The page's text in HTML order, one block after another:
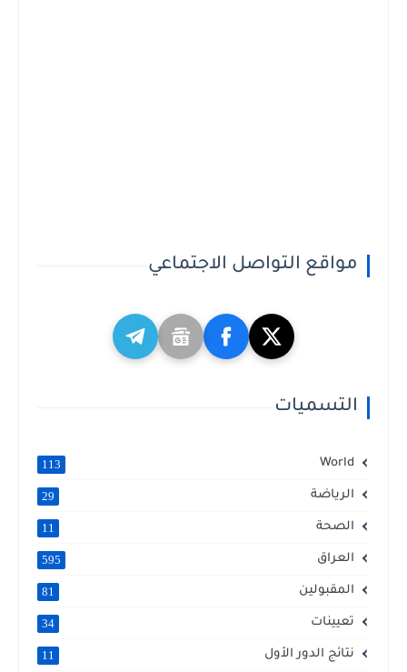
مواقع التواصل الاجتماعي
التسميات
World
113
الرياضة 29
الصحة 11
العراق 595
المقبولين 81
تعيينات 34
نتائج الدور الأول 11